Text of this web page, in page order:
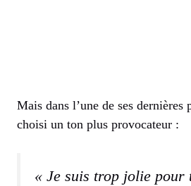
Mais dans l’une de ses
choisi un ton plus provocateur :
« Je suis trop jolie